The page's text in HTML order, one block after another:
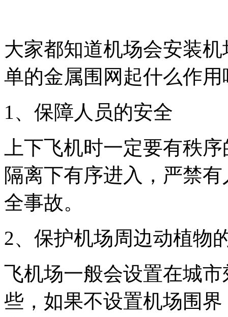
大家都知道机场会安装
单的金属围网起什么作用
1、保障人员的安全
上下飞机时一定要有秩
隔离下有序进入，严禁
全事故。
2、保护机场周边动植物
飞机场一般会设置在城
些，如果不设置机场围